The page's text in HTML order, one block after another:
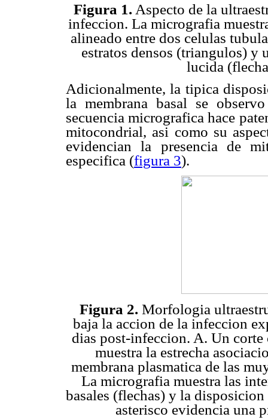
Figura 1. Aspecto de la
infeccion. La micrografia
alineado entre dos celulas
estratos densos (triangulos) y
lucida
Adicionalmente, la tipica
la membrana basal se
secuencia micrografica hace
mitocondrial, asi como su
evidencian la presencia de
especifica (figura 3).
Figura 2. Morfologia
baja la accion de la infeccion
dias post-infeccion. A. Un
muestra la estrecha
membrana plasmatica de las
La micrografia muestra las
basales (flechas) y la
asterisco evidencia una